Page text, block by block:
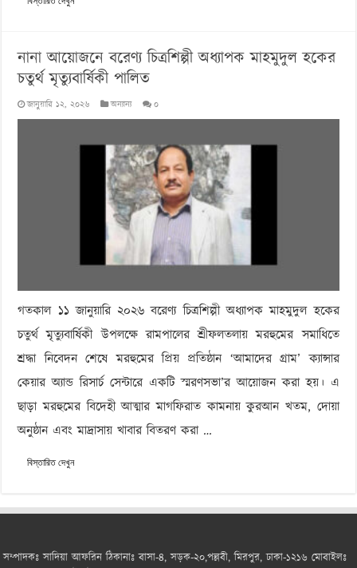
নানা আয়োজনে বরেণ্য চিত্রশিল্পী অধ্যাপক মাহমুদুল হকের
চতুর্থ মৃত্যুবার্ষিকী পালিত
জানুয়ারি ১২, ২০২৬ অন্যান্য ০
গতকাল ১১ জানুয়ারি ২০২৬ বরেণ্য চিত্রশিল্পী অধ্যাপক মাহমুদুল হকের
চতুর্থ মৃত্যুবার্ষিকী উপলক্ষে রামপালের শ্রীফলতলায় মরহুমের সমাধিতে
শ্রদ্ধা নিবেদন শেষে মরহুমের প্রিয় প্রতিষ্ঠান ‘আমাদের গ্রাম’ ক্যান্সার
কেয়ার অ্যান্ড রিসার্চ সেন্টারে একটি স্মরণসভা’র আয়োজন করা হয়। এ
ছাড়া মরহুমের বিদেহী আত্মার মাগফিরাত কামনায় কুরআন খতম, দোয়া
অনুষ্ঠান এবং মাদ্রাসায় খাবার বিতরণ করা …
বিস্তারিত দেখুন
সম্পাদকঃ সাদিয়া আফরিন ঠিকানাঃ বাসা-৪, সড়ক-২০,পল্লবী, মিরপুর, ঢাকা-১২১৬ মোবাইলঃ